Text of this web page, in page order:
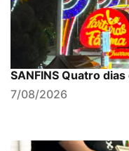
SANFINS Quatro
7/08/2026